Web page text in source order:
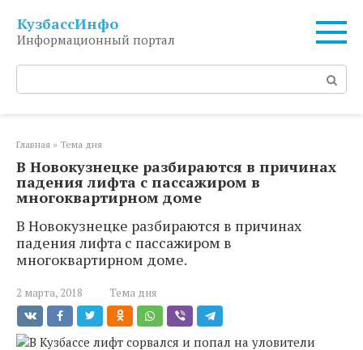
контенту
КузбассИнфо
Информационный портал
Поиск:
Главная » Тема дня
В Новокузнецке разбираются в причинах
падения лифта с пассажиром в
многоквартирном доме
В Новокузнецке разбираются в причинах
падения лифта с пассажиром в
многоквартирном доме.
2 марта, 2018 Тема дня